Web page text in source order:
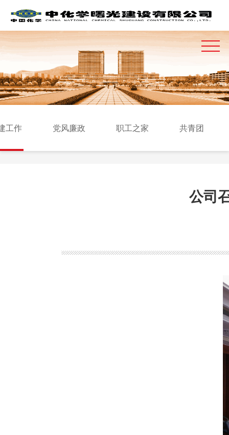
工作 党风廉政 职工之家 共青团
公司